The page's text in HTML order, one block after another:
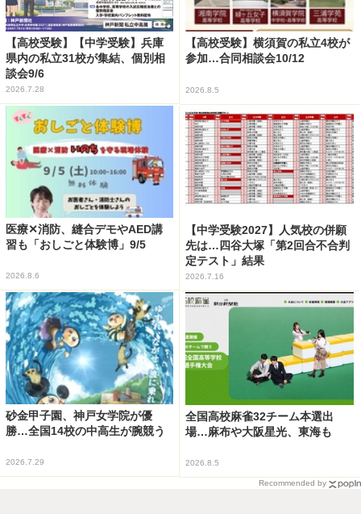
【高校受験】【中学受験】兵庫
県内の私立31校が集結、個別相
談会9/6
2026.7.28
【高校受験】横須賀の私立4校が
参加…合同相談会10/12
2026.8.5
医療✕消防、縫合デモやAED講
習も「おしごと体験博」9/5
2026.8.6
【中学受験2027】人気校の併願
先は…四谷大塚「第2回合不合判
定テスト」結果
2026.7.16
砂金甲子園、神戸女学院が優
勝…全国14校の中高生が腕競う
2026.7.29
全国高校麻雀32チーム本選出
場…麻布や大阪星光、東海も
2026.8.5
Recommended by